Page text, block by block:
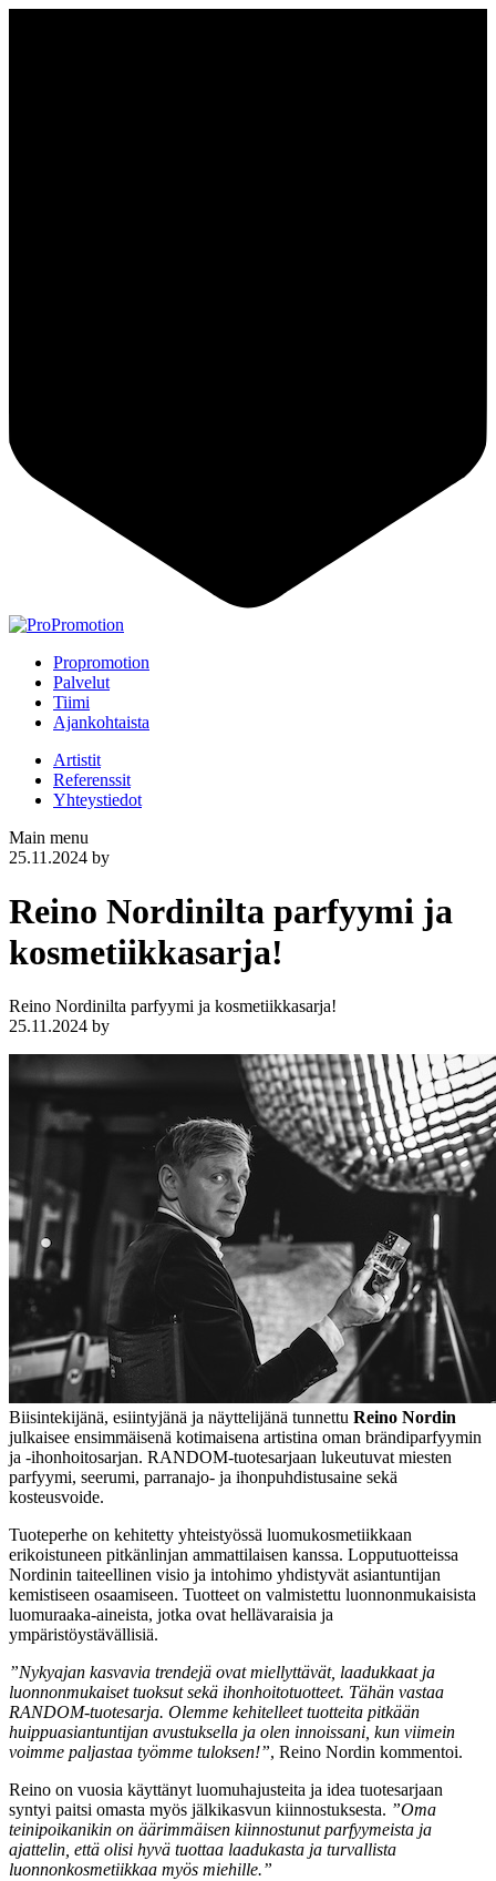
Propromotion
Palvelut
Tiimi
Ajankohtaista
Artistit
Referenssit
Yhteystiedot
Main menu
25.11.2024 by
Reino Nordinilta parfyymi ja
kosmetiikkasarja!
Reino Nordinilta parfyymi ja kosmetiikkasarja!
25.11.2024 by
Biisintekijänä, esiintyjänä ja näyttelijänä tunnettu Reino Nordin
julkaisee ensimmäisenä kotimaisena artistina oman brändiparfyymin
ja -ihonhoitosarjan. RANDOM-tuotesarjaan lukeutuvat miesten
parfyymi, seerumi, parranajo- ja ihonpuhdistusaine sekä
kosteusvoide.
Tuoteperhe on kehitetty yhteistyössä luomukosmetiikkaan
erikoistuneen pitkänlinjan ammattilaisen kanssa. Lopputuotteissa
Nordinin taiteellinen visio ja intohimo yhdistyvät asiantuntijan
kemistiseen osaamiseen. Tuotteet on valmistettu luonnonmukaisista
luomuraaka-aineista, jotka ovat hellävaraisia ja
ympäristöystävällisiä.
”Nykyajan kasvavia trendejä ovat miellyttävät, laadukkaat ja
luonnonmukaiset tuoksut sekä ihonhoitotuotteet. Tähän vastaa
RANDOM-tuotesarja. Olemme kehitelleet tuotteita pitkään
huippuasiantuntijan avustuksella ja olen innoissani, kun viimein
voimme paljastaa työmme tuloksen!”, Reino Nordin kommentoi.
Reino on vuosia käyttänyt luomuhajusteita ja idea tuotesarjaan
syntyi paitsi omasta myös jälkikasvun kiinnostuksesta. ”Oma
teinipoikanikin on äärimmäisen kiinnostunut parfyymeista ja
ajattelin, että olisi hyvä tuottaa laadukasta ja turvallista
luonnonkosmetiikkaa myös miehille.”